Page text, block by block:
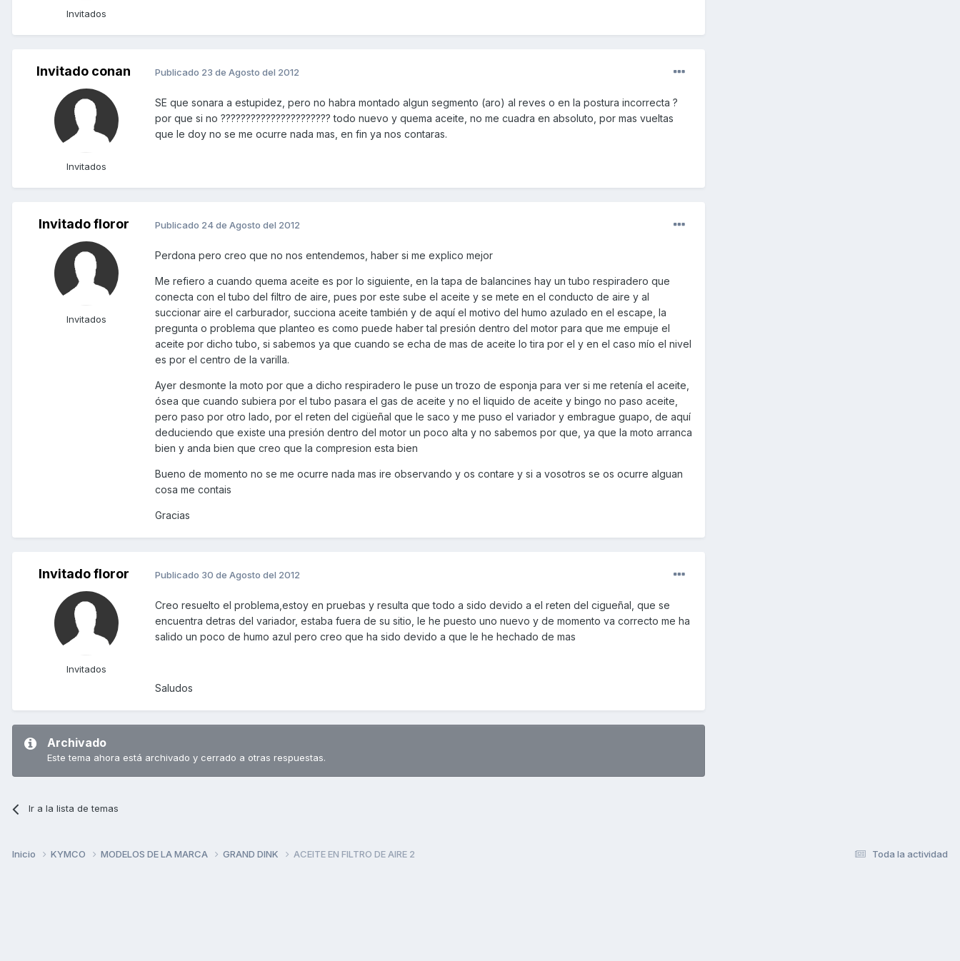
Invitados
Invitado conan
Invitados
Publicado 23 de Agosto del 2012
SE que sonara a estupidez, pero no habra montado algun segmento (aro) al reves o en la postura incorrecta ?
por que si no ?????????????????????? todo nuevo y quema aceite, no me cuadra en absoluto, por mas vueltas
que le doy no se me ocurre nada mas, en fin ya nos contaras.
Invitado floror
Invitados
Publicado 24 de Agosto del 2012
Perdona pero creo que no nos entendemos, haber si me explico mejor
Me refiero a cuando quema aceite es por lo siguiente, en la tapa de balancines hay un tubo respiradero que
conecta con el tubo del filtro de aire, pues por este sube el aceite y se mete en el conducto de aire y al
succionar aire el carburador, succiona aceite también y de aquí el motivo del humo azulado en el escape, la
pregunta o problema que planteo es como puede haber tal presión dentro del motor para que me empuje el
aceite por dicho tubo, si sabemos ya que cuando se echa de mas de aceite lo tira por el y en el caso mío el nivel
es por el centro de la varilla.
Ayer desmonte la moto por que a dicho respiradero le puse un trozo de esponja para ver si me retenía el aceite,
ósea que cuando subiera por el tubo pasara el gas de aceite y no el liquido de aceite y bingo no paso aceite,
pero paso por otro lado, por el reten del cigüeñal que le saco y me puso el variador y embrague guapo, de aquí
deduciendo que existe una presión dentro del motor un poco alta y no sabemos por que, ya que la moto arranca
bien y anda bien que creo que la compresion esta bien
Bueno de momento no se me ocurre nada mas ire observando y os contare y si a vosotros se os ocurre alguan
cosa me contais
Gracias
Invitado floror
Invitados
Publicado 30 de Agosto del 2012
Creo resuelto el problema,estoy en pruebas y resulta que todo a sido devido a el reten del cigueñal, que se
encuentra detras del variador, estaba fuera de su sitio, le he puesto uno nuevo y de momento va correcto me ha
salido un poco de humo azul pero creo que ha sido devido a que le he hechado de mas
Saludos
Archivado
Este tema ahora está archivado y cerrado a otras respuestas.
Ir a la lista de temas
Toda la actividad
Inicio KYMCO MODELOS DE LA MARCA GRAND DINK ACEITE EN FILTRO DE AIRE 2